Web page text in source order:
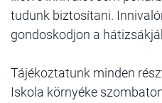
tudunk biztosítani.
gondoskodjon a
Tájékoztatunk minden
Iskola környéke